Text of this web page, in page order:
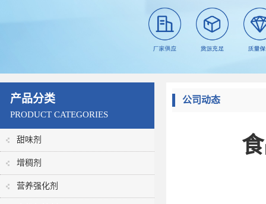
产品分类
PRODUCT CATEGORIES
甜味剂
增稠剂
营养强化剂
公司动态